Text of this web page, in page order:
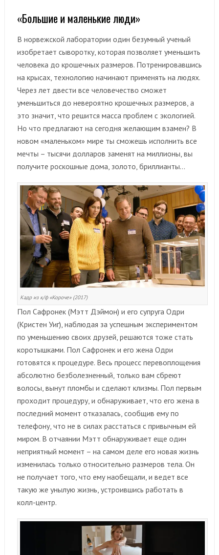
«Большие и маленькие люди»
В норвежской лаборатории один безумный ученый
изобретает сыворотку, которая позволяет уменьшить
человека до крошечных размеров. Потренировавшись
на крысах, технологию начинают применять на людях.
Через лет двести все человечество сможет
уменьшиться до невероятно крошечных размеров, а
это значит, что решится масса проблем с экологией.
Но что предлагают на сегодня желающим взамен? В
новом «маленьком» мире ты сможешь исполнить все
мечты – тысячи долларов заменят на миллионы, вы
получите роскошные дома, золото, бриллианты…
Кадр из к/ф «Короче» (2017)
Пол Сафронек (Мэтт Дэймон) и его супруга Одри
(Кристен Уиг), наблюдая за успешным экспериментом
по уменьшению своих друзей, решаются тоже стать
коротышками. Пол Сафронек и его жена Одри
готовятся к процедуре. Весь процесс перевоплощения
абсолютно безболезненный, только вам сбреют
волосы, вынут пломбы и сделают клизмы. Пол первым
проходит процедуру, и обнаруживает, что его жена в
последний момент отказалась, сообщив ему по
телефону, что не в силах расстаться с привычным ей
миром. В отчаянии Мэтт обнаруживает еще один
неприятный момент – на самом деле его новая жизнь
изменилась только относительно размеров тела. Он
не получает того, что ему наобещали, и ведет все
такую же унылую жизнь, устроившись работать в
колл-центр.